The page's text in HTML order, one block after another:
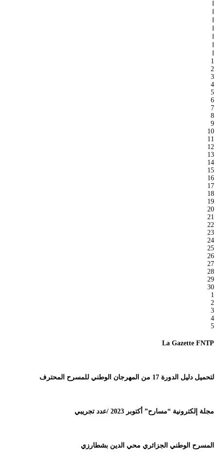
1
2
3
4
5
6
7
8
9
10
11
12
13
14
15
16
17
18
19
20
21
22
23
24
25
26
27
28
29
30
1
2
3
4
5
La Gazette FNTP
لتحميل دليل الدورة 17 من المهرجان الوطني للمسرح المحترف
مجلة إلكترونية “مسارح” أكتوبر 2023 /عدد تجريبي
المسرح الوطني الجزائري محي الدين بشطارزي